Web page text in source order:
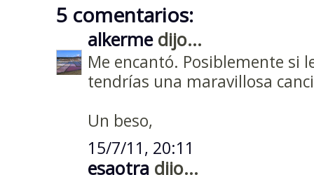
5 comentarios:
alkermedijo...
Me encantó. Posiblemente si
tendrías una maravillosa
Un beso,
15/7/11, 20:11
esaotra dijo...